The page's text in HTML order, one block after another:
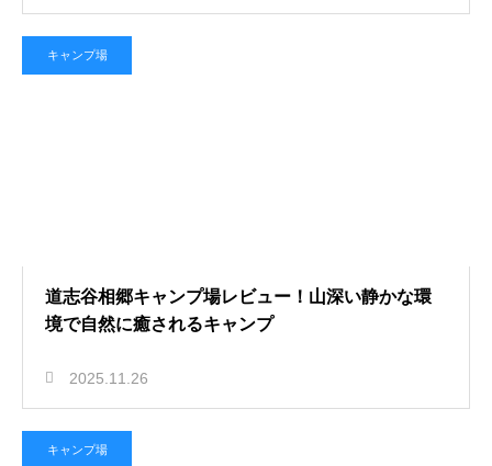
キャンプ場
道志谷相郷キャンプ場レビュー！山深い静かな環
境で自然に癒されるキャンプ
2025.11.26
キャンプ場